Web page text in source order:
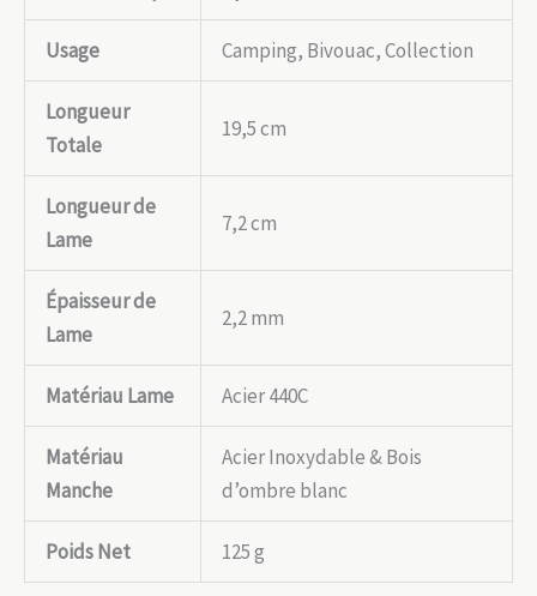
Usage Camping, Bivouac, Collection
Longueur
Totale
19,5 cm
Longueur de
Lame
7,2 cm
Épaisseur de
Lame
2,2 mm
Matériau Lame Acier 440C
Matériau
Manche
Acier Inoxydable & Bois
d’ombre blanc
Poids Net 125 g